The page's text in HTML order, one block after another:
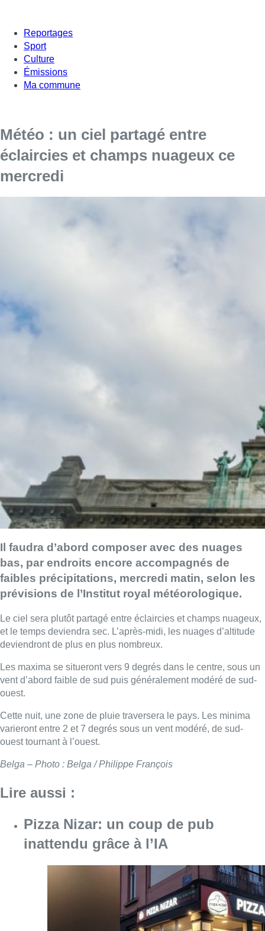
Reportages
Sport
Culture
Émissions
Ma commune
Météo : un ciel partagé entre
éclaircies et champs nuageux ce
mercredi
Il faudra d’abord composer avec des nuages
bas, par endroits encore accompagnés de
faibles précipitations, mercredi matin, selon les
prévisions de l’Institut royal météorologique.
Le ciel sera plutôt partagé entre éclaircies et champs nuageux,
et le temps deviendra sec. L’après-midi, les nuages d’altitude
deviendront de plus en plus nombreux.
Les maxima se situeront vers 9 degrés dans le centre, sous un
vent d’abord faible de sud puis généralement modéré de sud-
ouest.
Cette nuit, une zone de pluie traversera le pays. Les minima
varieront entre 2 et 7 degrés sous un vent modéré, de sud-
ouest tournant à l’ouest.
Belga – Photo : Belga / Philippe François
Lire aussi :
Pizza Nizar: un coup de pub
inattendu grâce à l’IA